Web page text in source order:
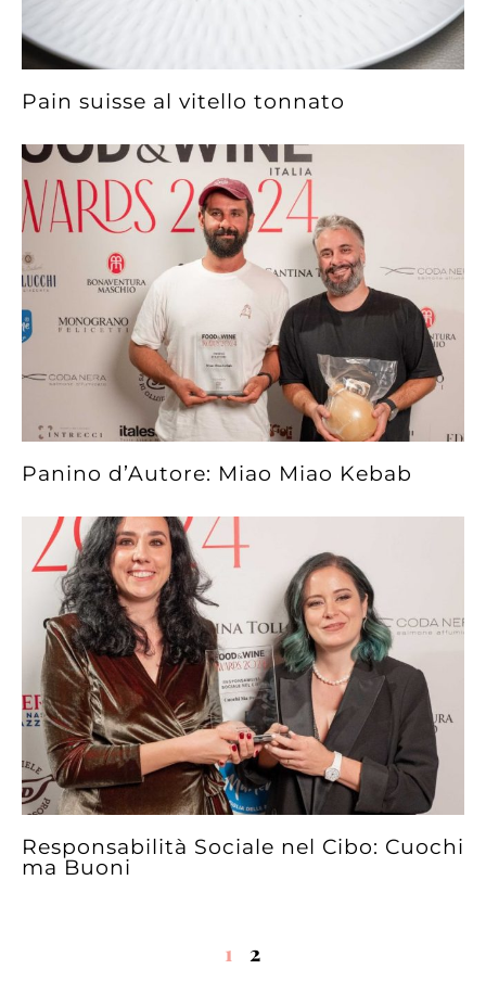
Pain suisse al vitello tonnato
Panino d’Autore: Miao Miao Kebab
Responsabilità Sociale nel Cibo: Cuochi
ma Buoni
1 2